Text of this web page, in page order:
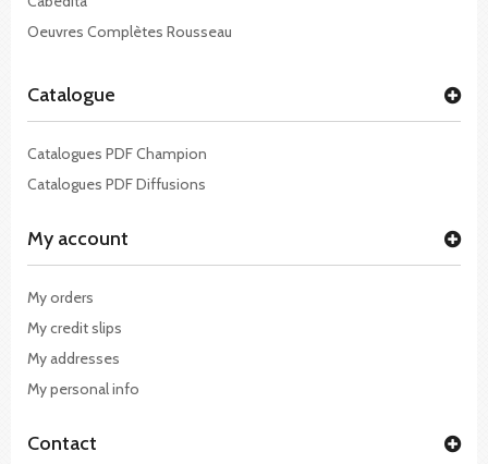
Oeuvres Complètes Rousseau
Catalogue
Catalogues PDF Champion
Catalogues PDF Diffusions
My account
My orders
My credit slips
My addresses
My personal info
Contact